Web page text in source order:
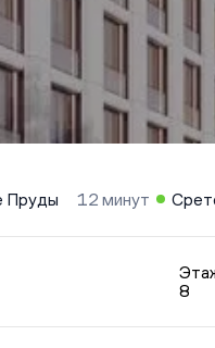
Пруды 12 минут
8